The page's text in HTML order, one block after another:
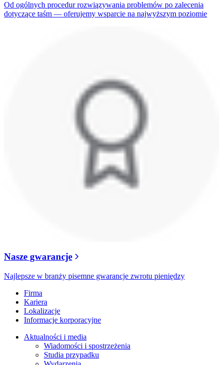
Od ogólnych procedur rozwiązywania problemów po zalecenia
dotyczące taśm — oferujemy wsparcie na najwyższym poziomie
Nasze gwarancje
Najlepsze w branży pisemne gwarancje zwrotu pieniędzy
Firma
Kariera
Lokalizacje
Informacje korporacyjne
Aktualności i media
Wiadomości i spostrzeżenia
Studia przypadku